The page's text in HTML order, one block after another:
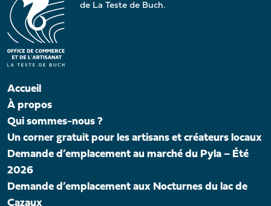
de La Teste de Buch.
Accueil
À propos
Qui sommes-nous ?
Un corner gratuit pour les artisans et créateurs locaux
Demande d’emplacement au marché du Pyla – Été
2026
Demande d’emplacement aux Nocturnes du lac de
Cazaux